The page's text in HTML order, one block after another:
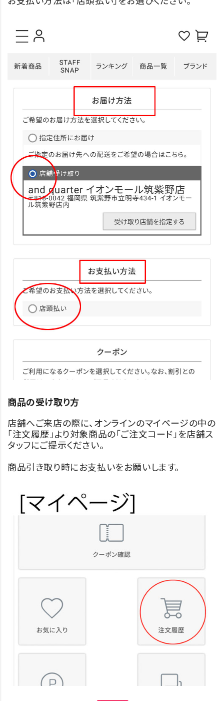
商品の受け取り方
店舗へご来店の際に、オンラインのマイページの中の
「注文履歴」より対象商品の「ご注文コード」を店舗ス
タッフにご提示ください。
商品引き取り時にお支払いをお願いします。